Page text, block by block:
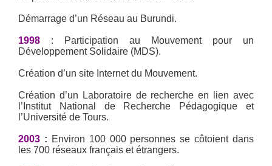
Démarrage d’un Réseau au Burundi.
1998
: Participation au Mouvement pour un
Développement Solidaire (MDS).
Création d’un site Internet du Mouvement.
Création d’un Laboratoire de recherche en lien avec
l’Institut National de Recherche Pédagogique et
l’Université de Tours.
2003 : Environ 100 000 personnes se côtoient dans
les 700 réseaux français et étrangers.